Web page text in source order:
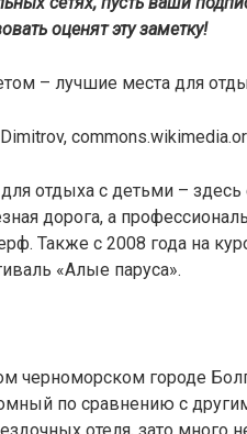
оценят эту заметку!
отдыха с детьми – здесь
дорога, а
Также с 2008 года на
«Алые паруса».
черноморском городе
по сравнению с